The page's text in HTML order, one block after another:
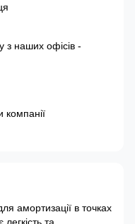
з наших офісів -
компанії
амортизації в точках